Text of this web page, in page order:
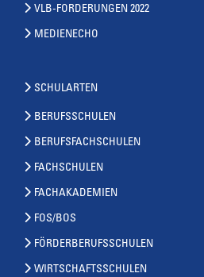
VLB-FORDERUNGEN 2022
MEDIENECHO
SCHULARTEN
BERUFSSCHULEN
BERUFSFACHSCHULEN
FACHSCHULEN
FACHAKADEMIEN
FOS/BOS
FÖRDERBERUFSSCHULEN
WIRTSCHAFTSSCHULEN